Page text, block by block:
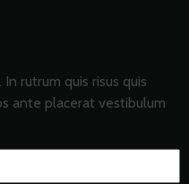
rutrum quis risus quis
ante placerat vestibulum